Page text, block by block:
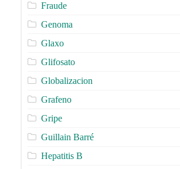
Fraude
Genoma
Glaxo
Glifosato
Globalizacion
Grafeno
Gripe
Guillain Barré
Hepatitis B